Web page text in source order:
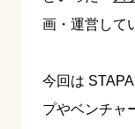
画・運営して
今回は
プやベンチャ